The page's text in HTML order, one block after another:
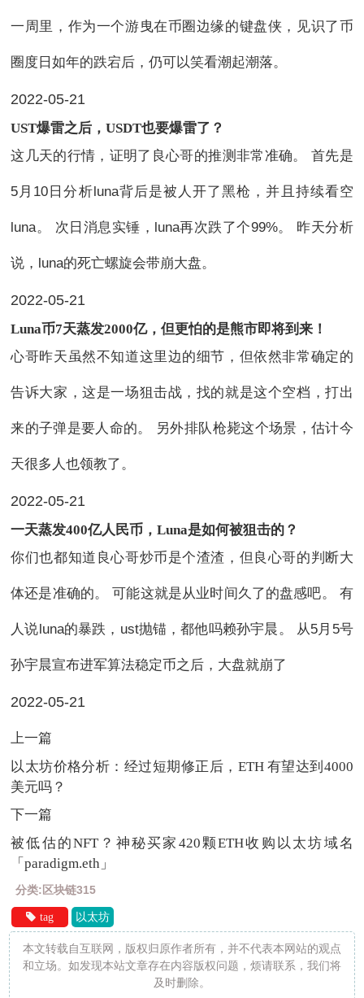
一周里，作为一个游曳在币圈边缘的键盘侠，见识了币
圈度日如年的跌宕后，仍可以笑看潮起潮落。
2022-05-21
UST爆雷之后，USDT也要爆雷了？
这几天的行情，证明了良心哥的推测非常准确。 首先是
5月10日分析luna背后是被人开了黑枪，并且持续看空
luna。 次日消息实锤，luna再次跌了个99%。 昨天分析
说，luna的死亡螺旋会带崩大盘。
2022-05-21
Luna币7天蒸发2000亿，但更怕的是熊市即将到来！
心哥昨天虽然不知道这里边的细节，但依然非常确定的
告诉大家，这是一场狙击战，找的就是这个空档，打出
来的子弹是要人命的。 另外排队枪毙这个场景，估计今
天很多人也领教了。
2022-05-21
一天蒸发400亿人民币，Luna是如何被狙击的？
你们也都知道良心哥炒币是个渣渣，但良心哥的判断大
体还是准确的。 可能这就是从业时间久了的盘感吧。 有
人说luna的暴跌，ust抛锚，都他吗赖孙宇晨。 从5月5号
孙宇晨宣布进军算法稳定币之后，大盘就崩了
2022-05-21
上一篇
以太坊价格分析：经过短期修正后，ETH 有望达到4000
美元吗？
下一篇
被低估的NFT？神秘买家420颗ETH收购以太坊域名
「paradigm.eth」
分类:区块链315
tag 以太坊
本文转载自互联网，版权归原作者所有，并不代表本网站的观点
和立场。如发现本站文章存在内容版权问题，烦请联系，我们将
及时删除。